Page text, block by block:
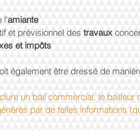
amiante
et prévisionnel des
travaux
et impôts
également être dressé de
un bail commercial, le
par de telles informations